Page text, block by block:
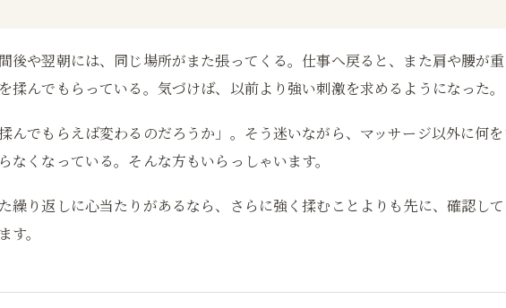
後や翌朝には、同じ場所がまた張ってくる。仕事へ戻ると、また肩や腰が
揉んでもらっている。気づけば、以前より強い刺激を求めるようになった。
揉んでもらえば変わるのだろうか」。そう迷いながら、マッサージ以外に何
なくなっている。そんな方もいらっしゃいます。
繰り返しに心当たりがあるなら、さらに強く揉むことよりも先に、確認し
す。